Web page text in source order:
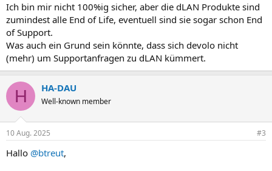
Ich bin mir nicht 100%ig sicher, aber die dLAN Produkte sind
zumindest alle End of Life, eventuell sind sie sogar schon End
of Support.
Was auch ein Grund sein könnte, dass sich devolo nicht
(mehr) um Supportanfragen zu dLAN kümmert.
H HA-DAU
Well-known member
10 Aug. 2025 #3
Hallo @btreut,